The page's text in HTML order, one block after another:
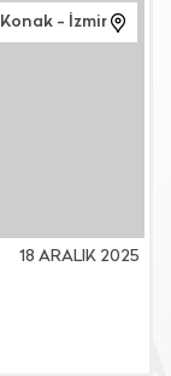
Konak - İzmir
18 ARALIK 2025